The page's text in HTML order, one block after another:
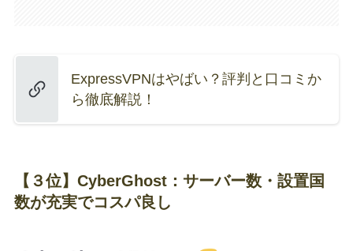
ExpressVPNはやばい？評判と口コミか
ら徹底解説！
【３位】CyberGhost：サーバー数・設置国
数が充実でコスパ良し